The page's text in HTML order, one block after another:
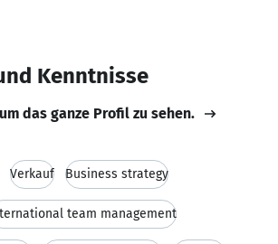
Kenntnisse
das ganze Profil zu sehen.
Verkauf Business strategy
team management